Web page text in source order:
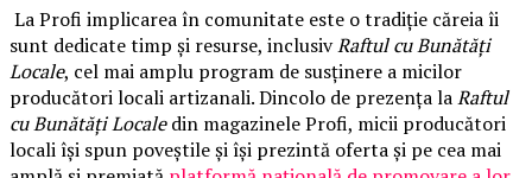
La Profi implicarea în comunitate este o tradiție căreia îi
sunt dedicate timp și resurse, inclusivRaftul cu Bunătăți
Locale, cel mai amplu program de susținere a micilor
producători locali artizanali. Dincolo de prezența laRaftul
cu Bunătăți Localedin magazinele Profi, micii producători
locali își spun poveștile și își prezintă oferta și pe cea mai